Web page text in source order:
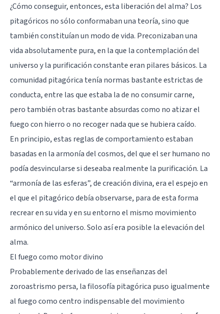
¿Cómo conseguir, entonces, esta liberación del alma? Los
pitagóricos no sólo conformaban una teoría, sino que
también constituían un modo de vida. Preconizaban una
vida absolutamente pura, en la que la contemplación del
universo y la purificación constante eran pilares básicos. La
comunidad pitagórica tenía normas bastante estrictas de
conducta, entre las que estaba la de no consumir carne,
pero también otras bastante absurdas como no atizar el
fuego con hierro o no recoger nada que se hubiera caído.
En principio, estas reglas de comportamiento estaban
basadas en la armonía del cosmos, del que el ser humano no
podía desvincularse si deseaba realmente la purificación. La
“armonía de las esferas”, de creación divina, era el espejo en
el que el pitagórico debía observarse, para de esta forma
recrear en su vida y en su entorno el mismo movimiento
armónico del universo. Solo así era posible la elevación del
alma.
El fuego como motor divino
Probablemente derivado de las enseñanzas del
zoroastrismo persa, la filosofía pitagórica puso igualmente
al fuego como centro indispensable del movimiento